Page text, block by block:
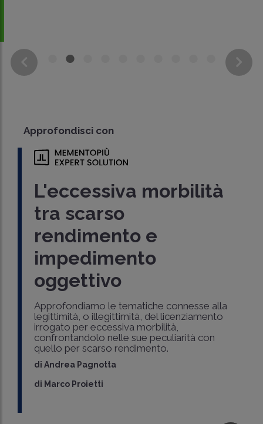
Approfondisci con
L'eccessiva morbilità
tra scarso
rendimento e
impedimento
oggettivo
Approfondiamo le tematiche connesse alla
legittimità, o illegittimità, del licenziamento
irrogato per eccessiva morbilità,
confrontandolo nelle sue peculiarità con
quello per scarso rendimento.
diAndrea Pagnotta
di Marco Proietti